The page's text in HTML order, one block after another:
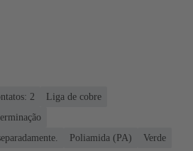
2
Liga de cobre
Poliamida (PA) Verde